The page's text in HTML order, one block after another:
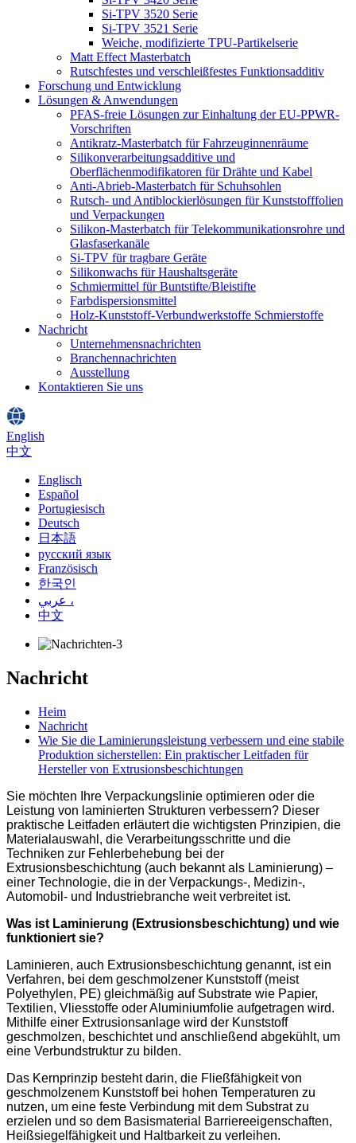
Si-TPV 3520 Serie
Si-TPV 3521 Serie
Weiche, modifizierte TPU-Partikelserie
Matt Effect Masterbatch
Rutschfestes und verschleißfestes Funktionsadditiv
Forschung und Entwicklung
Lösungen & Anwendungen
PFAS-freie Lösungen zur Einhaltung der EU-PPWR-
Vorschriften
Antikratz-Masterbatch für Fahrzeuginnenräume
Silikonverarbeitungsadditive und
Oberflächenmodifikatoren für Drähte und Kabel
Anti-Abrieb-Masterbatch für Schuhsohlen
Rutsch- und Antiblockierlösungen für Kunststofffolien
und Verpackungen
Silikon-Masterbatch für Telekommunikationsrohre und
Glasfaserkanäle
Si-TPV für tragbare Geräte
Silikonwachs für Haushaltsgeräte
Schmiermittel für Buntstifte/Bleistifte
Farbdispersionsmittel
Holz-Kunststoff-Verbundwerkstoffe Schmierstoffe
Nachricht
Unternehmensnachrichten
Branchennachrichten
Ausstellung
Kontaktieren Sie uns
English
中文
Englisch
Español
Portugiesisch
Deutsch
日本語
русский язык
Französisch
한국인
عربي ،
中文
Nachricht
Heim
Nachricht
Wie Sie die Laminierungsleistung verbessern und eine stabile
Produktion sicherstellen: Ein praktischer Leitfaden für
Hersteller von Extrusionsbeschichtungen
Sie möchten Ihre Verpackungslinie optimieren oder die
Leistung von laminierten Strukturen verbessern? Dieser
praktische Leitfaden erläutert die wichtigsten Prinzipien, die
Materialauswahl, die Verarbeitungsschritte und die
Techniken zur Fehlerbehebung bei der
Extrusionsbeschichtung (auch bekannt als Laminierung) –
einer Technologie, die in der Verpackungs-, Medizin-,
Automobil- und Industriebranche weit verbreitet ist.
Was ist Laminierung (Extrusionsbeschichtung) und wie
funktioniert sie?
Laminieren, auch Extrusionsbeschichtung genannt, ist ein
Verfahren, bei dem geschmolzener Kunststoff (meist
Polyethylen, PE) gleichmäßig auf Substrate wie Papier,
Textilien, Vliesstoffe oder Aluminiumfolie aufgetragen wird.
Mithilfe einer Extrusionsanlage wird der Kunststoff
geschmolzen, beschichtet und anschließend abgekühlt, um
eine Verbundstruktur zu bilden.
Das Kernprinzip besteht darin, die Fließfähigkeit von
geschmolzenem Kunststoff bei hohen Temperaturen zu
nutzen, um eine feste Verbindung mit dem Substrat zu
erzielen und so dem Basismaterial Barriereeigenschaften,
Heißsiegelfähigkeit und Haltbarkeit zu verleihen.